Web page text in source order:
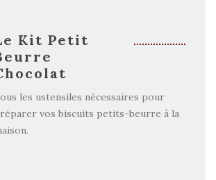
Kit Petit
les ustensiles nécessaires pour
vos biscuits petits-beurre à la